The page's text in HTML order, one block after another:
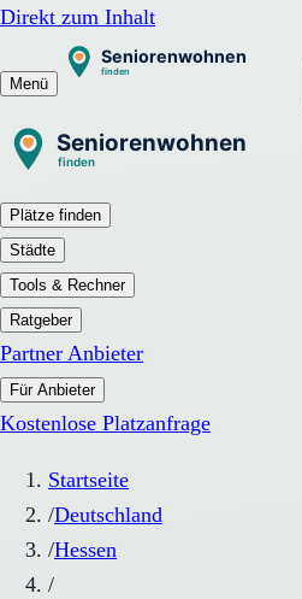
Direkt zum Inhalt
Menü
Plätze finden
Städte
Tools & Rechner
Ratgeber
Partner Anbieter
Für Anbieter
Kostenlose Platzanfrage
Startseite
/Deutschland
/Hessen
/